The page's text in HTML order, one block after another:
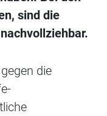
sind die
die